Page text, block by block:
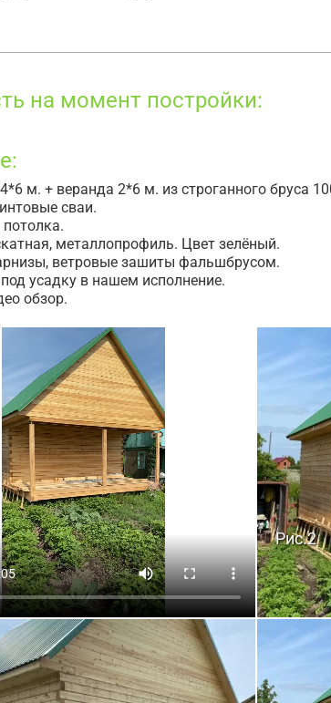
на момент постройки:
м. + веранда 2*6 м. из строганного бруса
сваи.
металлопрофиль. Цвет зелёный.
ветровые зашиты фальшбрусом.
усадку в нашем исполнение.
обзор.
Рис.2